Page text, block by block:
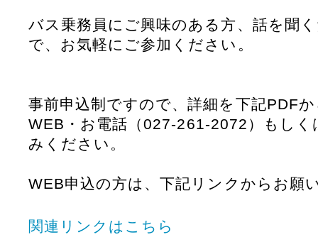
バス乗務員にご興味のある方、話を聞
で、お気軽にご参加ください。
事前申込制ですので、詳細を下記PDF
WEB・お電話（027-261-2072）もしく
みください。
WEB申込の方は、下記リンクからお願
関連リンクはこちら